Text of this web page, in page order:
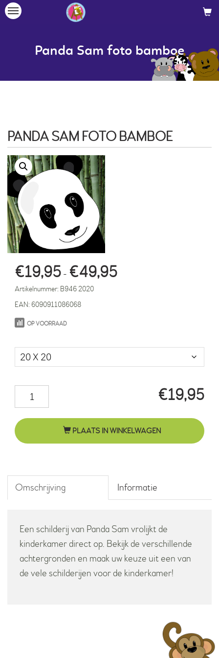
Toggle
Panda Sam foto bamboe
PANDA SAM FOTO BAMBOE
€19,95 - €49,95
Artikelnummer: B946 2020
EAN: 6090911086068
OP VOORRAAD
€19,95
Sam
foto
bamboePLAATS IN WINKELWAGEN
Omschrijving Informatie
Een schilderij van Panda Sam vrolijkt de
kinderkamer direct op. Bekijk de verschillende
achtergronden en maak uw keuze uit een van
de vele schilderijen voor de kinderkamer!